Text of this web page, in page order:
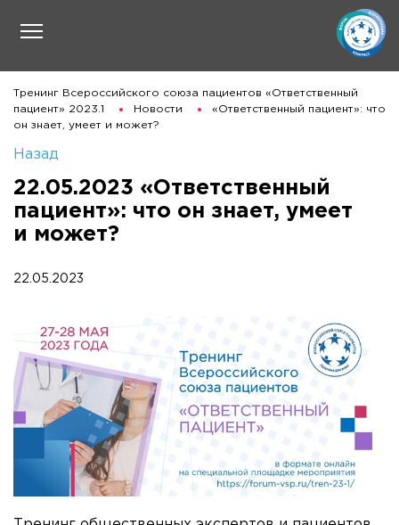
Тренинг Всероссийского союза пациентов «Ответственный
пациент» 2023.1
Новости
«Ответственный пациент»: что
он знает, умеет и может?
Назад
22.05.2023 «Ответственный
пациент»: что он знает, умеет
и может?
22.05.2023